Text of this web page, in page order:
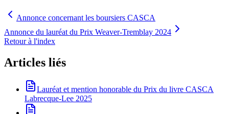
Annonce concernant les boursiers CASCA
Annonce du lauréat du Prix Weaver-Tremblay 2024
Retour à l'index
Articles liés
Lauréat et mention honorable du Prix du livre CASCA
Labrecque-Lee 2025